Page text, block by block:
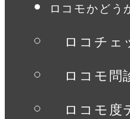
ロコモかどう
ロコチェ
ロコモ問
ロコモ度